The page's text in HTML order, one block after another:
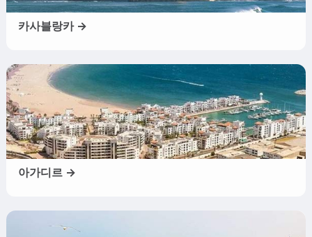
카사블랑카 →
아가디르 →